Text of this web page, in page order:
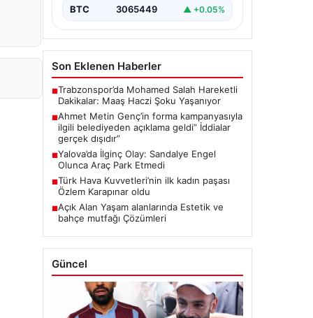
BTC 3065449 ▲ +0.05%
Son Eklenen Haberler
■Trabzonspor’da Mohamed Salah Hareketli
Dakikalar: Maaş Haczi Şoku Yaşanıyor
■Ahmet Metin Genç’in forma kampanyasıyla
ilgili belediyeden açıklama geldi” İddialar
gerçek dışıdır”
■Yalova’da İlginç Olay: Sandalye Engel
Olunca Araç Park Etmedi
■Türk Hava Kuvvetleri’nin ilk kadın paşası
Özlem Karapınar oldu
■Açık Alan Yaşam alanlarında Estetik ve
bahçe mutfağı Çözümleri
Güncel